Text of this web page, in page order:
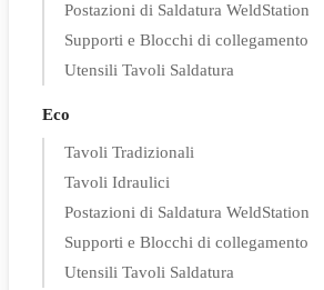
Postazioni di Saldatura WeldStation
Supporti e Blocchi di collegamento
Utensili Tavoli Saldatura
Eco
Tavoli Tradizionali
Tavoli Idraulici
Postazioni di Saldatura WeldStation
Supporti e Blocchi di collegamento
Utensili Tavoli Saldatura